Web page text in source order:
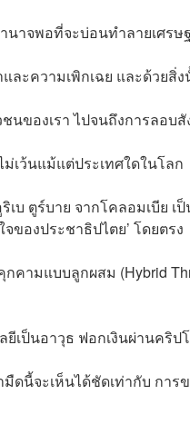
าจพอที่จะบ่อนทำลายเศร
ละความเพิกเฉย และด้วย
นของเรา ไปจนถึงการลอบสั
เว้นแม้แต่ประเทศใดในโลก
บ ตูร์บาย จากโคลอมเบีย
ของประชาธิปไตย’ โดยตรง
กคามแบบลูกผสม (Hybrid
เป็นอาวุธ ฟอกเงินผ่านคริ
ดนี้จะเห็นได้ชัดเท่ากับ การ